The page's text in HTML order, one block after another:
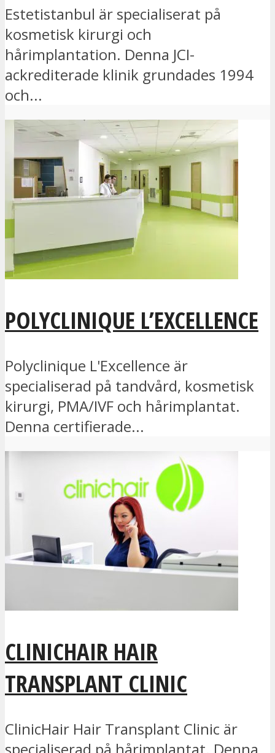
Estetistanbul är specialiserat på
kosmetisk kirurgi och
hårimplantation. Denna JCI-
ackrediterade klinik grundades 1994
och...
POLYCLINIQUE L’EXCELLENCE
Polyclinique L'Excellence är
specialiserad på tandvård, kosmetisk
kirurgi, PMA/IVF och hårimplantat.
Denna certifierade...
CLINICHAIR HAIR
TRANSPLANT CLINIC
ClinicHair Hair Transplant Clinic är
specialiserad på hårimplantat. Denna